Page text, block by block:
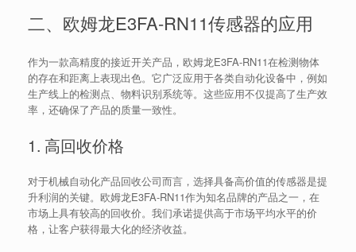
二、欧姆龙E3FA-RN11传感器的应用
作为一款高精度的接近开关产品，欧姆龙E3FA-RN11在检测物体
的存在和距离上表现出色。它广泛应用于各类自动化设备中，例如
生产线上的检测点、物料识别系统等。这些应用不仅提高了生产效
率，还确保了产品的质量一致性。
1. 高回收价格
对于机械自动化产品回收公司而言，选择具备高价值的传感器是提
升利润的关键。欧姆龙E3FA-RN11作为知名品牌的产品之一，在
市场上具有较高的回收价。我们承诺提供高于市场平均水平的价
格，让客户获得最大化的经济收益。